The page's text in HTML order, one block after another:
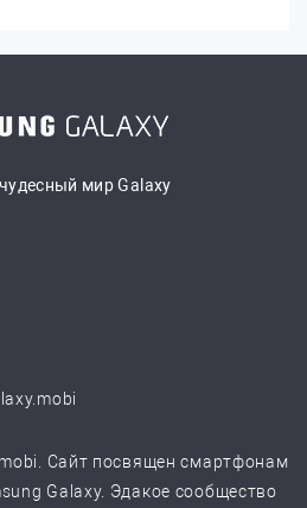
мир Galaxy
Сайт посвящен смартфонам
Galaxy. Эдакое сообщество